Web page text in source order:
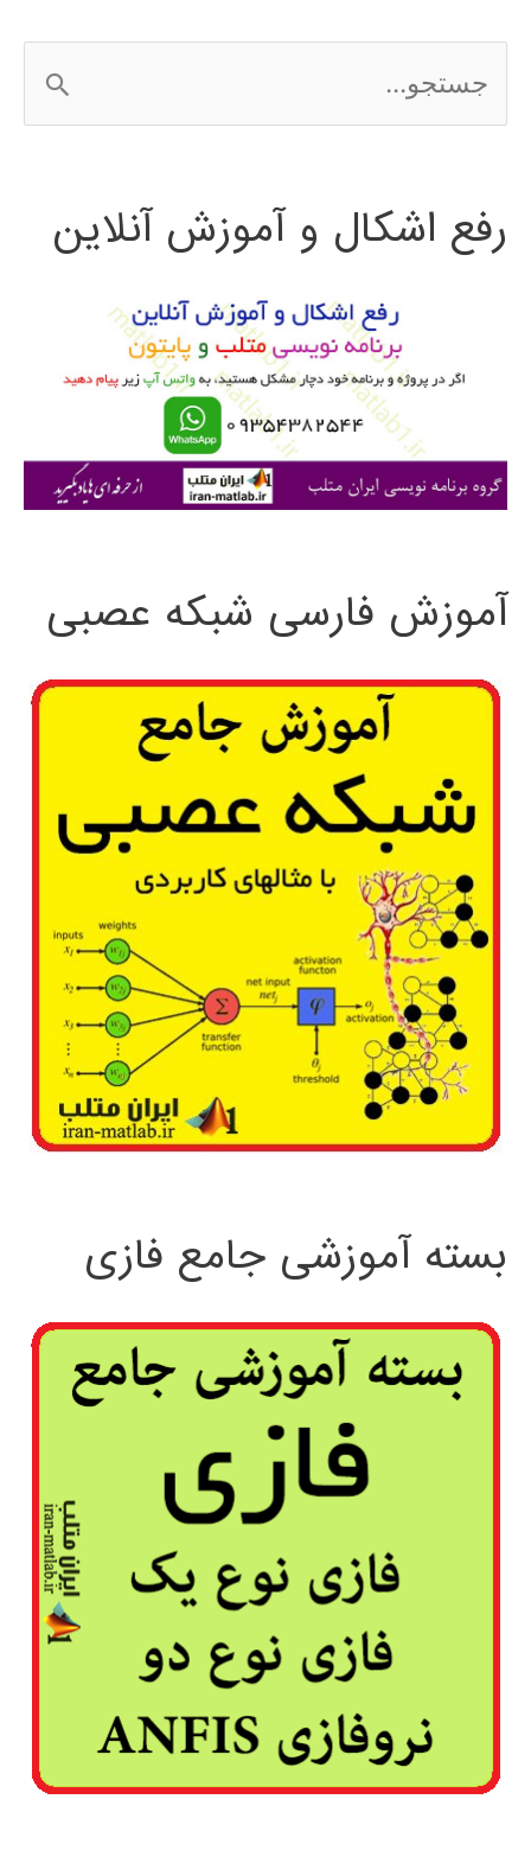
س
ج
ی
رفع اشکال و آموزش آنلاین
آموزش فارسی شبکه عصبی
بسته آموزشی جامع فازی